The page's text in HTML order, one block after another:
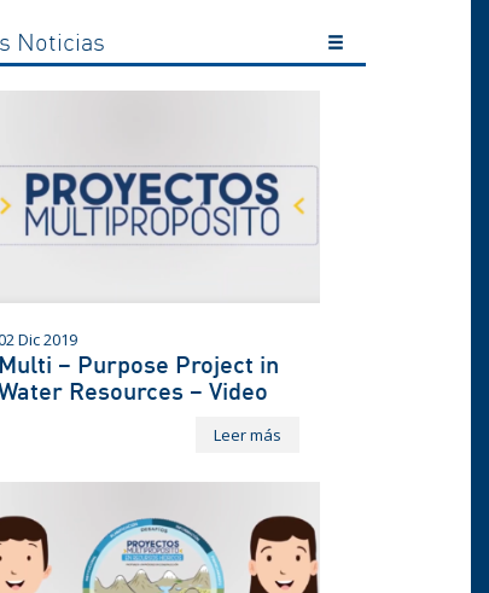
Noticias
Dic 2019
Multi – Purpose Project in
Resources – Video
Leer más